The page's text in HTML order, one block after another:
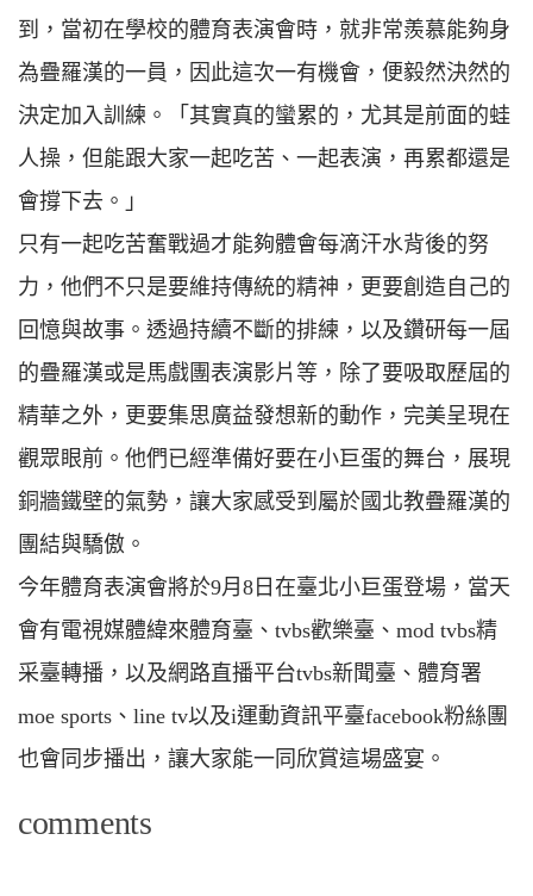
到，當初在學校的體育表演會時，就非常羨慕能夠身
為疊羅漢的一員，因此這次一有機會，便毅然決然的
決定加入訓練。「其實真的蠻累的，尤其是前面的蛙
人操，但能跟大家一起吃苦、一起表演，再累都還是
會撐下去。」
只有一起吃苦奮戰過才能夠體會每滴汗水背後的努
力，他們不只是要維持傳統的精神，更要創造自己的
回憶與故事。透過持續不斷的排練，以及鑽研每一屆
的疊羅漢或是馬戲團表演影片等，除了要吸取歷屆的
精華之外，更要集思廣益發想新的動作，完美呈現在
觀眾眼前。他們已經準備好要在小巨蛋的舞台，展現
銅牆鐵壁的氣勢，讓大家感受到屬於國北教疊羅漢的
團結與驕傲。
今年體育表演會將於9月8日在臺北小巨蛋登場，當天
會有電視媒體緯來體育臺、tvbs歡樂臺、mod tvbs精
采臺轉播，以及網路直播平台tvbs新聞臺、體育署
moe sports、line tv以及i運動資訊平臺facebook粉絲團
也會同步播出，讓大家能一同欣賞這場盛宴。
comments